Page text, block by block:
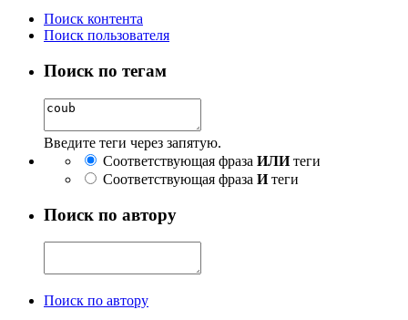
Поиск контента
Поиск пользователя
Поиск по тегам
Введите теги через запятую.
Соответствующая фраза ИЛИтеги
Соответствующая фраза Итеги
Поиск по автору
Поиск по автору